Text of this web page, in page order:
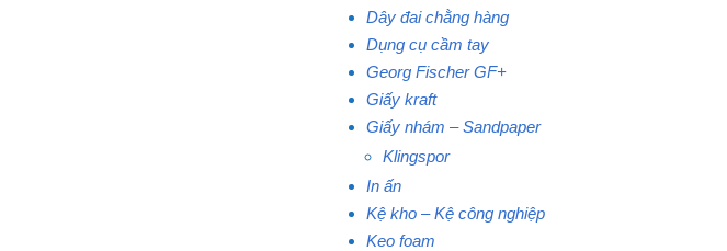
Dây đai chằng hàng
Dụng cụ cầm tay
Georg Fischer GF+
Giấy kraft
Giấy nhám – Sandpaper
Klingspor
In ấn
Kệ kho – Kệ công nghiệp
Keo foam